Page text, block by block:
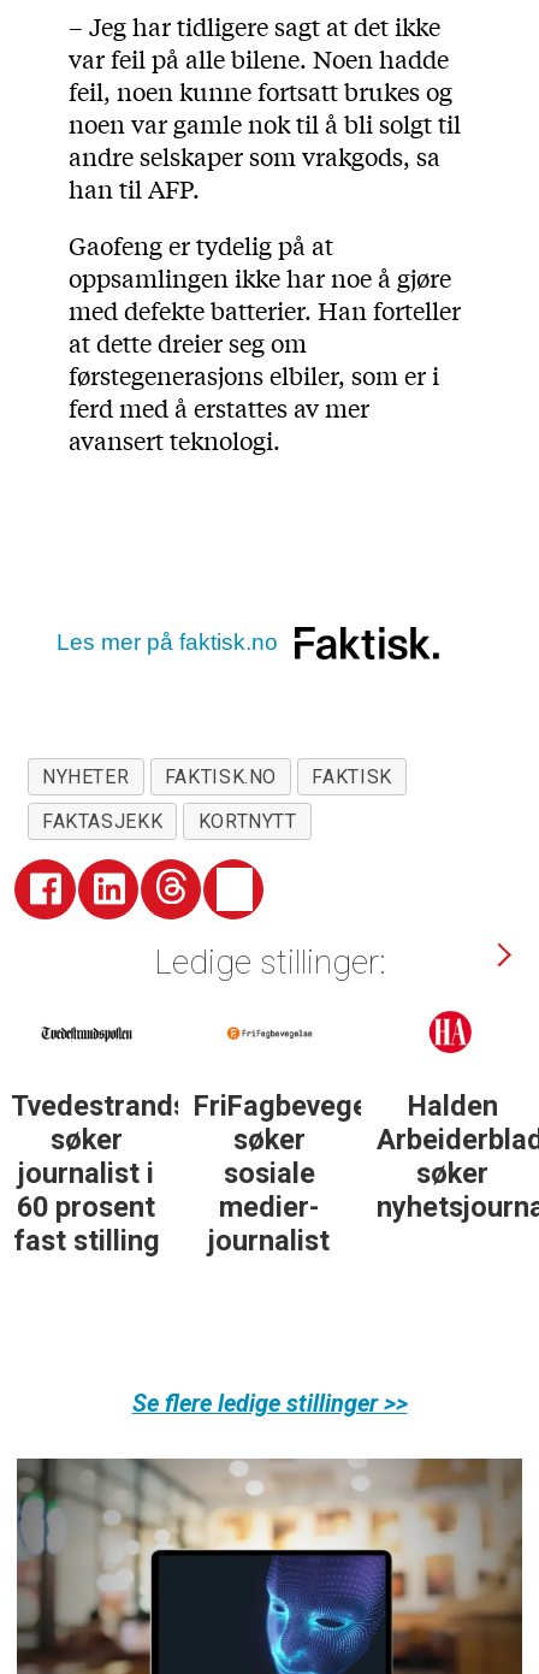
NYHETER FAKTISK.NO
FAKTISK
FAKTASJEKK
KORTNYTT
Ledige stillinger:
FriFagbevegelse
søker
sosiale
medier-
journalist
Halden
Arbeiderblad
søker
nyhetsjournalist
25. juni
søker
journalist
Se flere ledige stillinger >>